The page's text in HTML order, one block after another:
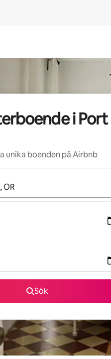
i Port
unika boenden på Airbnb
är tillgängliga kan du navigera
Sök